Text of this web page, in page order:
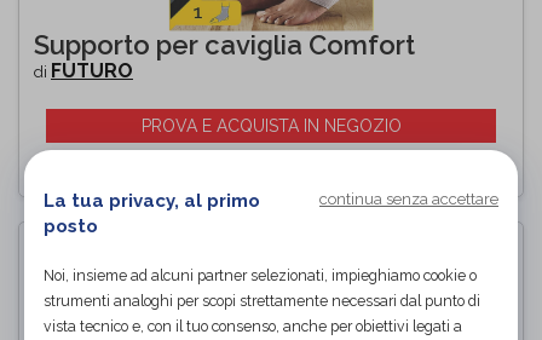
Supporto per caviglia Comfort
di FUTURO
PROVA E ACQUISTA IN NEGOZIO
La tua privacy, al primo
posto
continua senza accettare
Noi, insieme ad alcuni partner selezionati, impieghiamo cookie o
strumenti analoghi per scopi strettamente necessari dal punto di
vista tecnico e, con il tuo consenso, anche per obiettivi legati a